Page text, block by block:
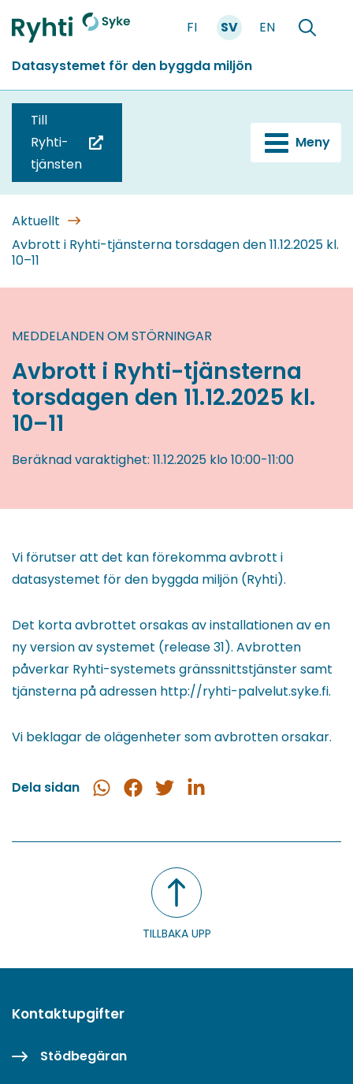
till
Förstasidan
FI SV EN
Söka
Datasystemet för den byggda miljön
Till
Ryhti-
tjänsten
blir
omdirigerad
till
en
tjänst)
Meny
Aktuellt
Avbrott i Ryhti-tjänsterna torsdagen den 11.12.2025 kl.
10–11
MEDDELANDEN OM STÖRNINGAR
Avbrott i Ryhti-tjänsterna
torsdagen den 11.12.2025 kl.
10–11
Beräknad varaktighet: 11.12.2025 klo 10:00-11:00
Vi förutser att det kan förekomma avbrott i
datasystemet för den byggda miljön (Ryhti).
Det korta avbrottet orsakas av installationen av en
ny version av systemet (release 31). Avbrotten
påverkar Ryhti-systemets gränssnittstjänster samt
tjänsterna på adressen http://ryhti-palvelut.syke.fi.
Vi beklagar de olägenheter som avbrotten orsakar.
Dela sidan
Dela
Dela
Dela
Dela
TILLBAKA UPP
Kontaktupgifter
Stödbegäran